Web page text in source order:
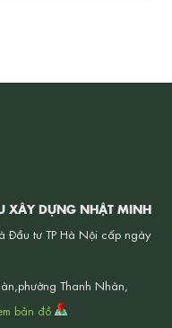
XÂY DỰNG NHẬT MINH
Đầu tư TP Hà Nội cấp ngày
Thanh Nhàn,
bản đồ